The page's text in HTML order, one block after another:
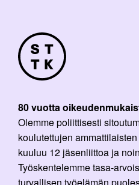
80 vuotta
Olemme poliittisesti
koulutettujen
kuuluu 12 jäsenliittoa ja
Työskentelemme tasa-
turvallisen työelämän